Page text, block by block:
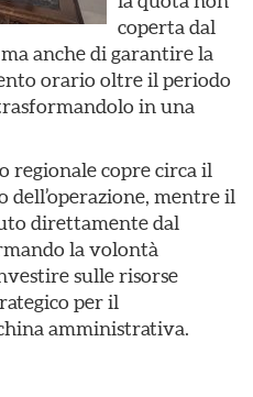
coperta dal
anche di garantire la
orario oltre il periodo
in una
regionale copre circa il
dell’operazione, mentre il
direttamente dal
la volontà
sulle risorse
per il
amministrativa.